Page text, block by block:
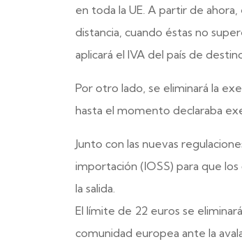
en toda la UE. A partir de
distancia, cuando éstas no
aplicará el IVA del país de
Por otro lado, se eliminará la
hasta el momento declaraba
Junto con las nuevas
importación (IOSS) para que
la salida.
El límite de 22 euros se
comunidad europea ante la